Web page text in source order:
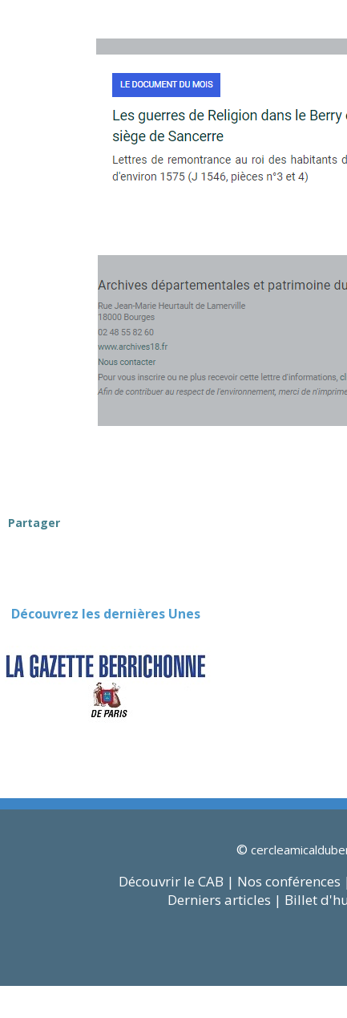
Partager
Découvrez les dernières Unes
©
Découvrir le CAB | Nos conférences |
Derniers articles | Billet